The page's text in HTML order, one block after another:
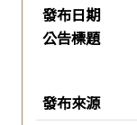
發布日期
公告標題
發布來源